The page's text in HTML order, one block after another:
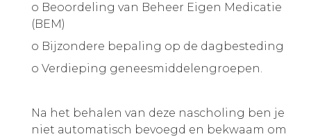
o Beoordeling van Beheer Eigen Medicatie
(BEM)
o Bijzondere bepaling op de dagbesteding
o Verdieping geneesmiddelengroepen.
Na het behalen van deze nascholing ben je
niet automatisch bevoegd en bekwaam om